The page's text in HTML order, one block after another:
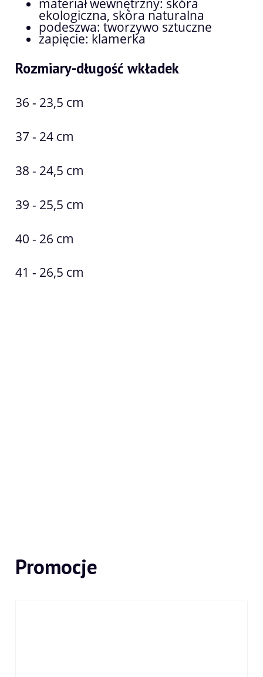
materiał wewnętrzny: skóra
ekologiczna, skóra naturalna
podeszwa: tworzywo sztuczne
zapięcie: klamerka
Rozmiary-długość wkładek
36 - 23,5 cm
37 - 24 cm
38 - 24,5 cm
39 - 25,5 cm
40 - 26 cm
41 - 26,5 cm
Promocje